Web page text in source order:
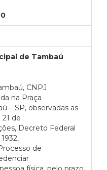
de Tambaú
CNPJ
na Praça
– SP, observadas as
de
Decreto Federal
de